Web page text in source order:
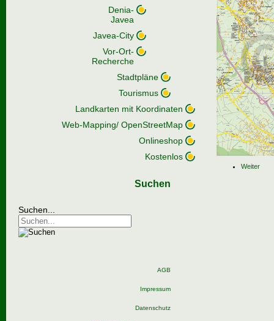
Denia-
Javea
Javea-City
Vor-Ort-
Recherche
Stadtpläne
Tourismus
Landkarten mit Koordinaten
Web-Mapping/ OpenStreetMap
Onlineshop
Kostenlos
Suchen
Suchen...
AGB
Impressum
Datenschutz
Weiter